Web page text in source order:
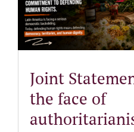
Joint
the face of